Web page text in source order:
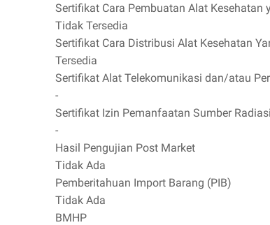
Sertifikat Cara Pembuatan Alat Kesehatan
Tidak Tersedia
Sertifikat Cara Distribusi Alat Kesehatan
Tersedia
Sertifikat Alat Telekomunikasi dan/atau
-
Sertifikat Izin Pemanfaatan Sumber
-
Hasil Pengujian Post Market
Tidak Ada
Pemberitahuan Import Barang (PIB)
Tidak Ada
BMHP